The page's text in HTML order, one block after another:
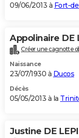
09/06/2013 à Fort-
Appolinaire DE
Créer une cagnotte
Naissance
23/07/1930 à Ducos
Décès
05/05/2013 à la
Justine DE